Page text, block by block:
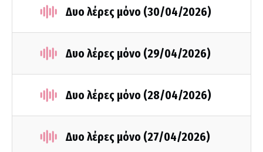
Δυο λέρες μόνο (30/04/2026)
Δυο λέρες μόνο (29/04/2026)
Δυο λέρες μόνο (28/04/2026)
Δυο λέρες μόνο (27/04/2026)